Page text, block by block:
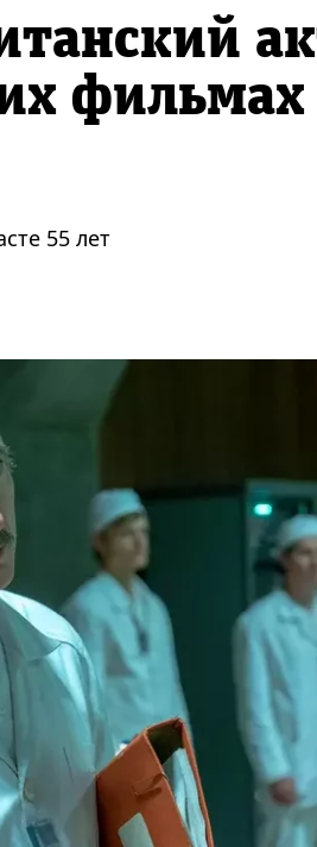
фильмах
55 лет